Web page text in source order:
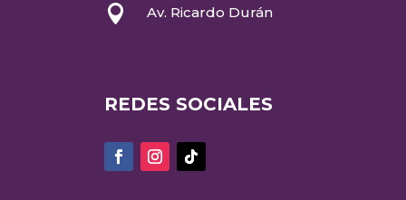
 Av. Ricardo Durán
REDES SOCIALES